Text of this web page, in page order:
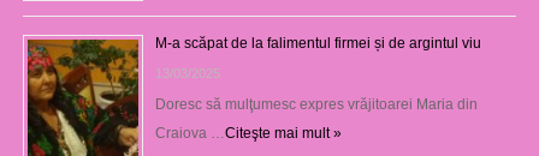
M-a scăpat de la falimentul firmei și de argintul viu
13/03/2025
Doresc să mulţumesc expres vrăjitoarei Maria din
Craiova …Citeşte mai mult »